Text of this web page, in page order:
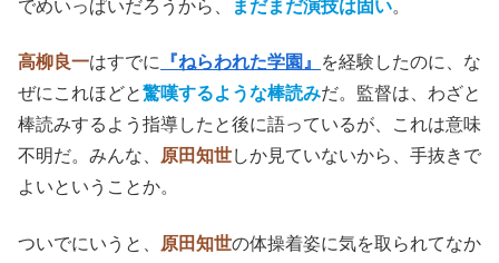
でめいっぱいだろうから、 まだまだ演技は固い。
高柳良一はすでに 『ねらわれた学園』
を経験したのに、な
ぜにこれほどと驚嘆するような棒読みだ。監督は、わざと
棒読みするよう指導したと後に語っているが、これは意味
不明だ。みんな、
原田知世しか見ていないから、手抜きで
よいということか。
ついでにいうと、 原田知世の体操着姿に気を取られてなか